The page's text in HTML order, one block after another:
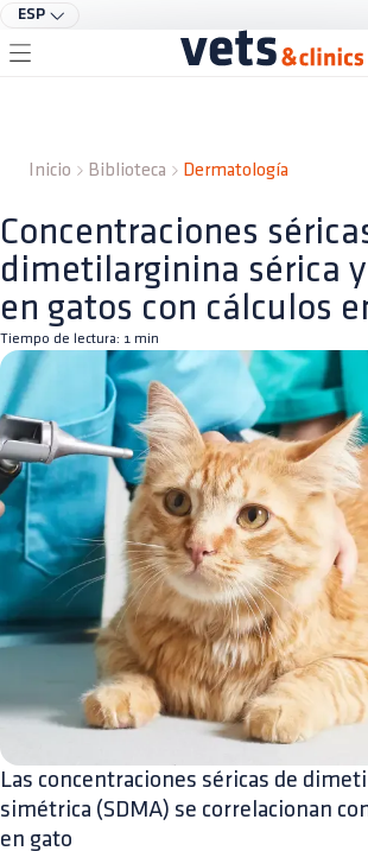
ESP
Inicio Biblioteca Dermatología
Concentraciones
dimetilarginina sérica
en gatos con cálculos
Tiempo de lectura: 1 min
Las concentraciones séricas de
simétrica (SDMA) se correlacionan
en gato